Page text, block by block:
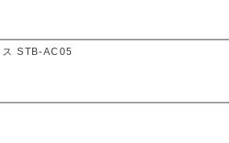
ス STB-AC05